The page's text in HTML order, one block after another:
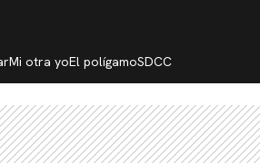
Mi otra yoEl polígamoSDCC